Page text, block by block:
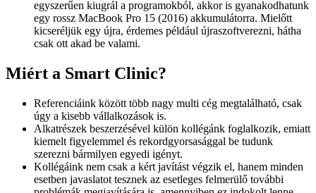
egyszerűen kiugrál a programokból, akkor is gyanakodhatunk
egy rossz MacBook Pro 15 (2016) akkumulátorra. Mielőtt
kicseréljük egy újra, érdemes például újraszoftverezni, hátha
csak ott akad be valami.
Miért a Smart Clinic?
Referenciáink között több nagy multi cég megtalálható, csak
úgy a kisebb vállalkozások is.
Alkatrészek beszerzésével külön kollégánk foglalkozik, emiatt
kiemelt figyelemmel és rekordgyorsasággal be tudunk
szerezni bármilyen egyedi igényt.
Kollégáink nem csak a kért javítást végzik el, hanem minden
esetben javaslatot tesznek az esetleges felmerülő további